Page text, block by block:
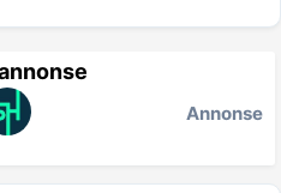
Annonse